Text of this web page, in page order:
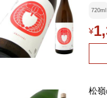
720ml
¥
松